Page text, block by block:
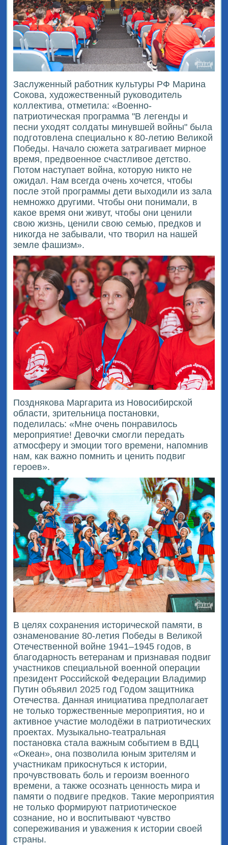
Заслуженный работник культуры РФ Марина
Сокова, художественный руководитель
коллектива, отметила: «Военно-
патриотическая программа "В легенды и
песни уходят солдаты минувшей войны" была
подготовлена специально к 80-летию Великой
Победы. Начало сюжета затрагивает мирное
время, предвоенное счастливое детство.
Потом наступает война, которую никто не
ожидал. Нам всегда очень хочется, чтобы
после этой программы дети выходили из зала
немножко другими. Чтобы они понимали, в
какое время они живут, чтобы они ценили
свою жизнь, ценили свою семью, предков и
никогда не забывали, что творил на нашей
земле фашизм».
Позднякова Маргарита из Новосибирской
области, зрительница постановки,
поделилась: «Мне очень понравилось
мероприятие! Девочки смогли передать
атмосферу и эмоции того времени, напомнив
нам, как важно помнить и ценить подвиг
героев».
В целях сохранения исторической памяти, в
ознаменование 80-летия Победы в Великой
Отечественной войне 1941–1945 годов, в
благодарность ветеранам и признавая подвиг
участников специальной военной операции
президент Российской Федерации Владимир
Путин объявил 2025 год Годом защитника
Отечества. Данная инициатива предполагает
не только торжественные мероприятия, но и
активное участие молодёжи в патриотических
проектах. Музыкально-театральная
постановка стала важным событием в ВДЦ
«Океан», она позволила юным зрителям и
участникам прикоснуться к истории,
прочувствовать боль и героизм военного
времени, а также осознать ценность мира и
памяти о подвиге предков. Такие мероприятия
не только формируют патриотическое
сознание, но и воспитывают чувство
сопереживания и уважения к истории своей
страны.